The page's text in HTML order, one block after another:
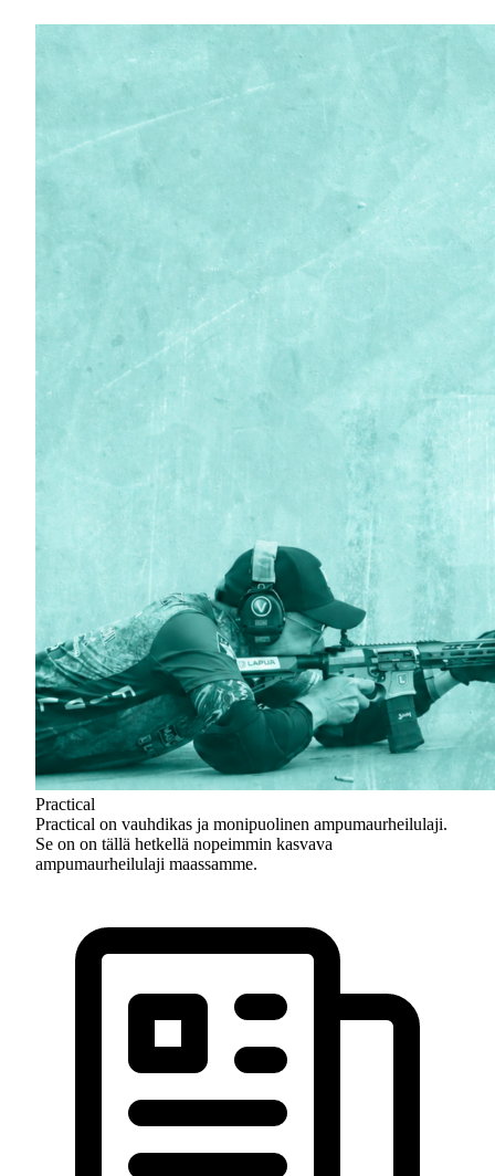
Practical
Practical on vauhdikas ja monipuolinen ampumaurheilulaji.
Se on on tällä hetkellä nopeimmin kasvava
ampumaurheilulaji maassamme.